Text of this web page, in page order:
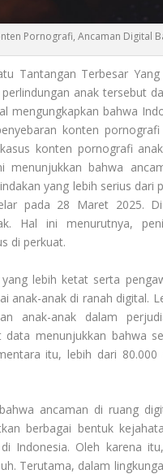
Pornografi, Ancaman Digital
Tantangan Terbesar
anak tersebut
mengungkapkan bahwa
konten
konten pornografi
menunjukkan bahwa
yang lebih serius
pada 28 Maret 2025.
Hal ini menurutnya,
di perkuat.
lebih ketat serta
anak-anak di ranah digital.
anak-anak dalam
menunjukkan bahwa
itu, lebih dari
ancaman di ruang
berbagai bentuk
Indonesia. Oleh karena
Terutama, dalam